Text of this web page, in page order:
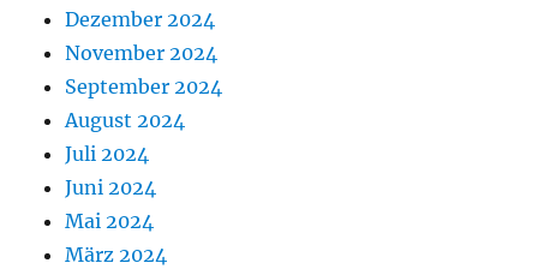
Dezember 2024
November 2024
September 2024
August 2024
Juli 2024
Juni 2024
Mai 2024
März 2024